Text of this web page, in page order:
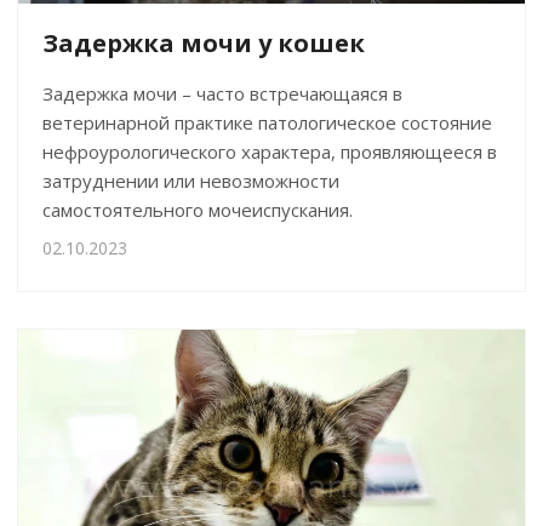
Задержка мочи у кошек
Задержка мочи – часто встречающаяся в
ветеринарной практике патологическое состояние
нефроурологического характера, проявляющееся в
затруднении или невозможности
самостоятельного мочеиспускания.
02.10.2023